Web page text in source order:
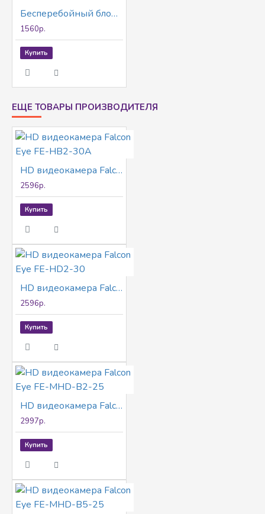
Бесперебойный блок питания Full Energy BGP-BPL123 Smart Prime
1560р.
Купить
ЕЩЕ ТОВАРЫ ПРОИЗВОДИТЕЛЯ
HD видеокамера Falcon Eye FE-HB2-30A
2596р.
Купить
HD видеокамера Falcon Eye FE-HD2-30
2596р.
Купить
HD видеокамера Falcon Eye FE-MHD-B2-25
2997р.
Купить